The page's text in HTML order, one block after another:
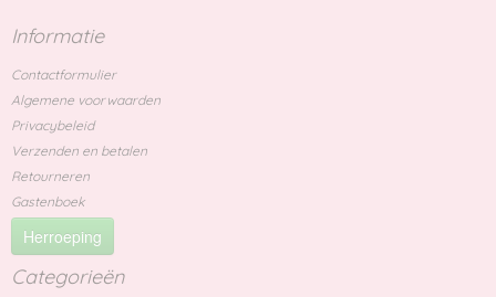
Informatie
Contactformulier
Algemene voorwaarden
Privacybeleid
Verzenden en betalen
Retourneren
Gastenboek
Herroeping
Categorieën